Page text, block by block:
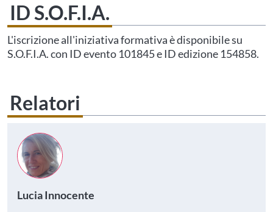
ID S.O.F.I.A.
L'iscrizione all'iniziativa formativa è disponibile su
S.O.F.I.A. con ID evento 101845 e ID edizione 154858.
Relatori
Lucia Innocente